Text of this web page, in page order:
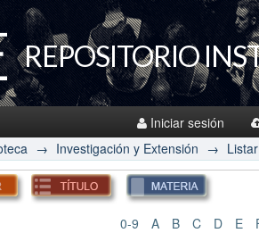
REPOSITORIO
Iniciar sesión
→ Investigación y Extensión →
0-9 A B C D E